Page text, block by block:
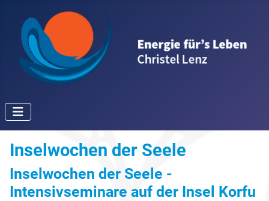
Inselwochen der Seele
Inselwochen der Seele -
Intensivseminare auf der Insel Korfu